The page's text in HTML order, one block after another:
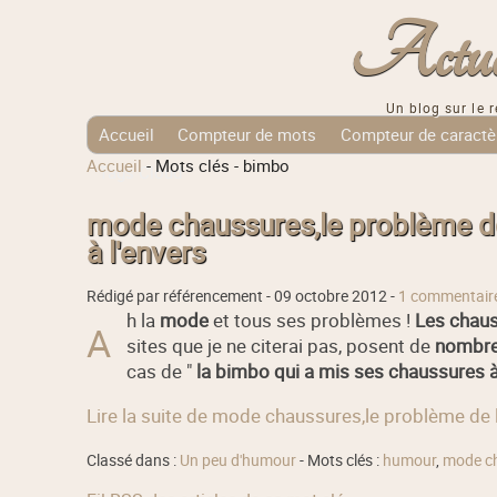
Un blog sur le
Accueil Compteur de mots Compteur de
Tags Cloud
Accueil - Mots clés - bimbo
mode chaussures,le problème
à l'envers
Rédigé par référencement -09 octobre 2012- 1
A h la modeet tous ses problèmes ! Les
sites que je ne citerai pas, posent de
cas de " la bimbo qui a mis ses chaussures
Lire la suite de mode chaussures,le problème
Classé dans : Un peu d'humour- Mots clés : humour, mode